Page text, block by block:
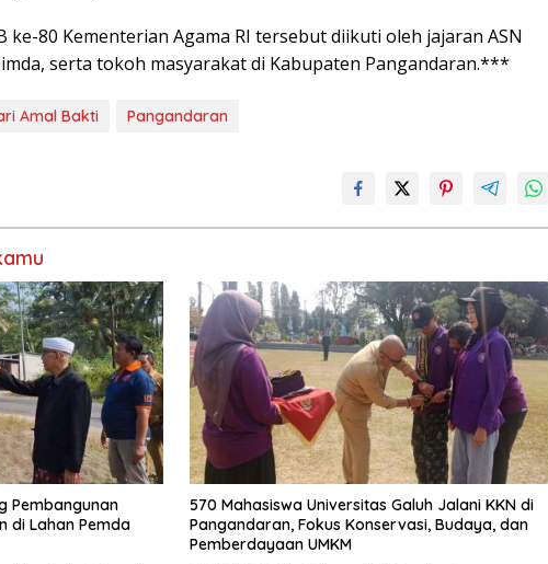
ke-80 Kementerian Agama RI tersebut diikuti oleh jajaran ASN
serta tokoh masyarakat di Kabupaten Pangandaran.***
Amal Bakti Pangandaran
Pembangunan
di Lahan Pemda
570 Mahasiswa Universitas Galuh Jalani KKN di
Pangandaran, Fokus Konservasi, Budaya, dan
Pemberdayaan UMKM